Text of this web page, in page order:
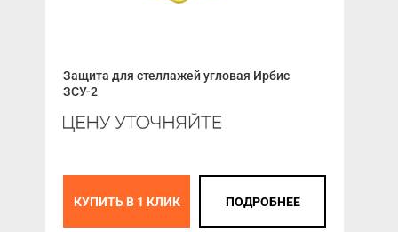
Защита для стеллажей угловая Ирбис
ЗСУ-2
КУПИТЬ В 1 КЛИК ПОДРОБНЕЕ